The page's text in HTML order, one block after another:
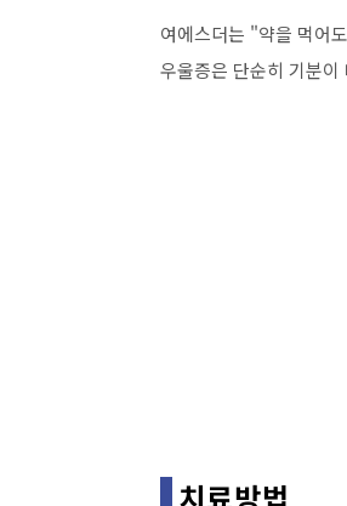
여에스더는 "약을 먹어
우울증은 단순히 기분
치료방법